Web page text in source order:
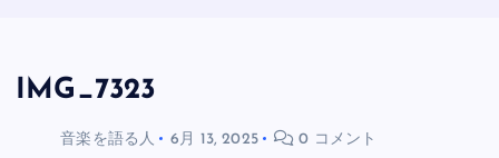
IMG_7323
音楽を語る人 6月 13, 2025 0 コメント